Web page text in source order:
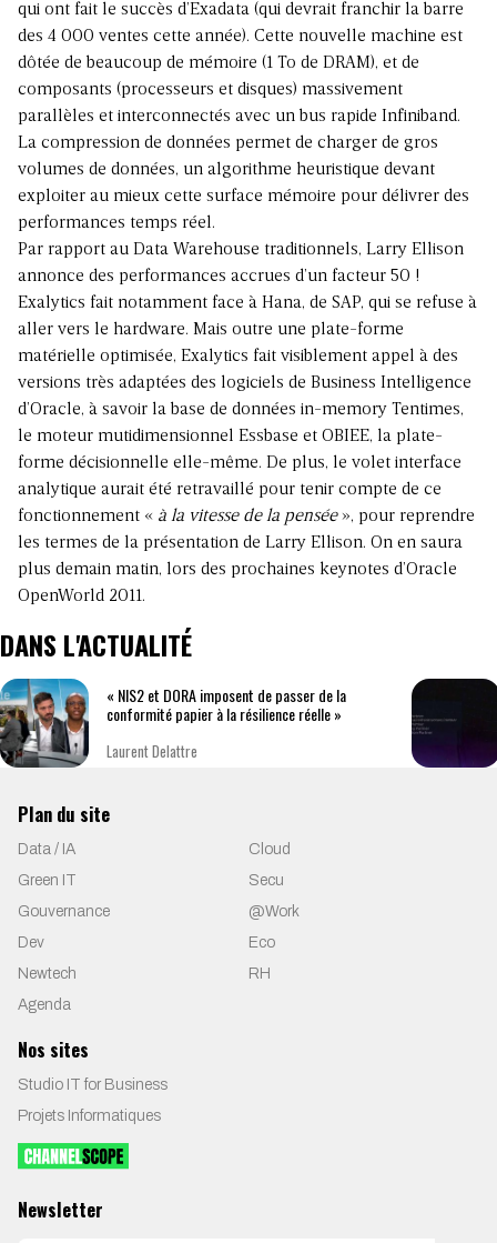
qui ont fait le succès d’Exadata (qui devrait franchir la barre
des 4 000 ventes cette année). Cette nouvelle machine est
dôtée de beaucoup de mémoire (1 To de DRAM), et de
composants (processeurs et disques) massivement
parallèles et interconnectés avec un bus rapide Infiniband.
La compression de données permet de charger de gros
volumes de données, un algorithme heuristique devant
exploiter au mieux cette surface mémoire pour délivrer des
performances temps réel.
Par rapport au Data Warehouse traditionnels, Larry Ellison
annonce des performances accrues d’un facteur 50 !
Exalytics fait notamment face à Hana, de SAP, qui se refuse à
aller vers le hardware. Mais outre une plate-forme
matérielle optimisée, Exalytics fait visiblement appel à des
versions très adaptées des logiciels de Business Intelligence
d’Oracle, à savoir la base de données in-memory Tentimes,
le moteur mutidimensionnel Essbase et OBIEE, la plate-
forme décisionnelle elle-même. De plus, le volet interface
analytique aurait été retravaillé pour tenir compte de ce
fonctionnement « à la vitesse de la pensée», pour reprendre
les termes de la présentation de Larry Ellison. On en saura
plus demain matin, lors des prochaines keynotes d’Oracle
OpenWorld 2011.
DANS L'ACTUALITÉ
« NIS2 et DORA imposent de passer de la
conformité papier à la résilience réelle »
Laurent Delattre
Plan du site
Data / IA
Cloud
Green IT
Secu
Gouvernance
@Work
Dev
Eco
Newtech
RH
Agenda
Nos sites
Studio IT for Business
Projets Informatiques
Newsletter